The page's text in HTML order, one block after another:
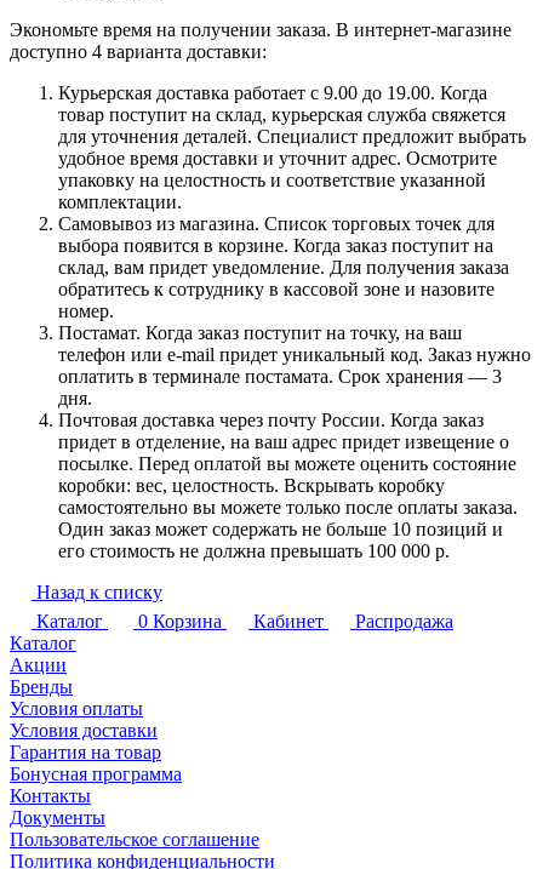
Экономьте время на получении заказа. В интернет-магазине
доступно 4 варианта доставки:
Курьерская доставка работает с 9.00 до 19.00. Когда
товар поступит на склад, курьерская служба свяжется
для уточнения деталей. Специалист предложит выбрать
удобное время доставки и уточнит адрес. Осмотрите
упаковку на целостность и соответствие указанной
комплектации.
Самовывоз из магазина. Список торговых точек для
выбора появится в корзине. Когда заказ поступит на
склад, вам придет уведомление. Для получения заказа
обратитесь к сотруднику в кассовой зоне и назовите
номер.
Постамат. Когда заказ поступит на точку, на ваш
телефон или e-mail придет уникальный код. Заказ нужно
оплатить в терминале постамата. Срок хранения — 3
дня.
Почтовая доставка через почту России. Когда заказ
придет в отделение, на ваш адрес придет извещение о
посылке. Перед оплатой вы можете оценить состояние
коробки: вес, целостность. Вскрывать коробку
самостоятельно вы можете только после оплаты заказа.
Один заказ может содержать не больше 10 позиций и
его стоимость не должна превышать 100 000 р.
Назад к списку
Каталог
0 Корзина Кабинет
Распродажа
Каталог
Акции
Бренды
Условия оплаты
Условия доставки
Гарантия на товар
Бонусная программа
Контакты
Документы
Пользовательское соглашение
Политика конфиденциальности